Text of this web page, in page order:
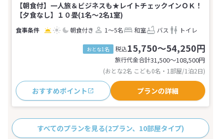
【朝食付】一人旅＆ビジネスも★レイトチェックインＯＫ！
【夕食なし】１０畳(1名～2名1室)
朝食付き 1～5名 和室 バス トイレ
おとな1名 税込15,750～54,250円
旅行代金合計31,500〜108,500円
(おとな2名 こども0名・1部屋/1泊2日)
おすすめポイント プランの詳細
すべてのプランを見る(2プラン、10部屋タイプ)